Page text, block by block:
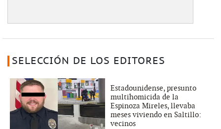
SELECCIÓN DE LOS EDITORES
Estadounidense, presunto
multihomicida de la
Espinoza Mireles, llevaba
meses viviendo en Saltillo:
vecinos